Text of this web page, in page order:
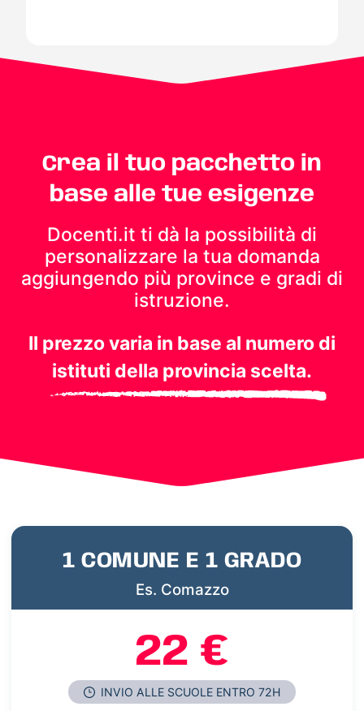
Crea il tuo pacchetto in
base alle tue esigenze
Docenti.it ti dà la possibilità di
personalizzare la tua domanda
aggiungendo più province e gradi di
istruzione.
Il prezzo varia in base al numero di
istituti della provincia scelta.
1 COMUNE E 1 GRADO
Es. Comazzo
22 €
INVIO ALLE SCUOLE ENTRO 72H